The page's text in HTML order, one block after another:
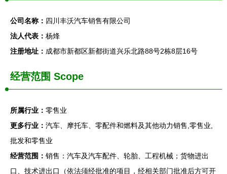
公司名称： 四川丰沃汽车销售有限公司
法人代表： 杨烽
注册地址： 成都市新都区新都街道兴乐北路88号2栋8层16号
经营范围 Scope
所属行业： 零售业
更多行业： 汽车、摩托车、零配件和燃料及其他动力销售,零售业,
批发和零售业
经营范围： 销售：汽车及汽车配件、轮胎、工程机械；货物进出
口、技术进出口（依法须经批准的项目，经相关部门批准后方可开